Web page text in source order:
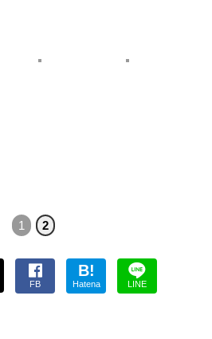
1 2
FB
B!
Hatena LINE